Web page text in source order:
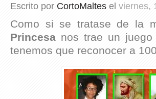
Escrito por CortoMaltes el viernes,
Como si se tratase de la
Princesa nos trae un
tenemos que reconocer a